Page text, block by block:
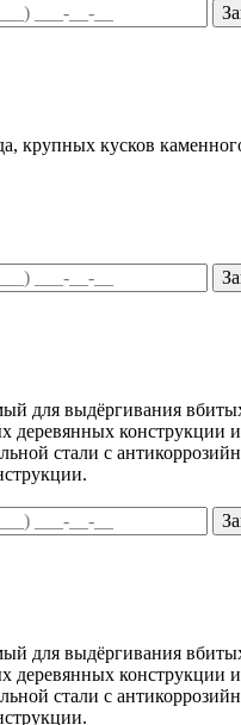
крупных кусков
для выдёргивания
деревянных конструкции
стали с
для выдёргивания
деревянных конструкции
стали с